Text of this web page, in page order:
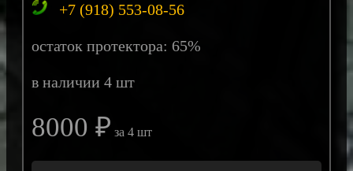
+7 (918) 553-08-56
остаток протектора: 65%
в наличии 4 шт
8000 ₽ за 4 шт